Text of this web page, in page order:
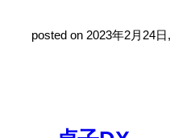
posted on 2023年2月24